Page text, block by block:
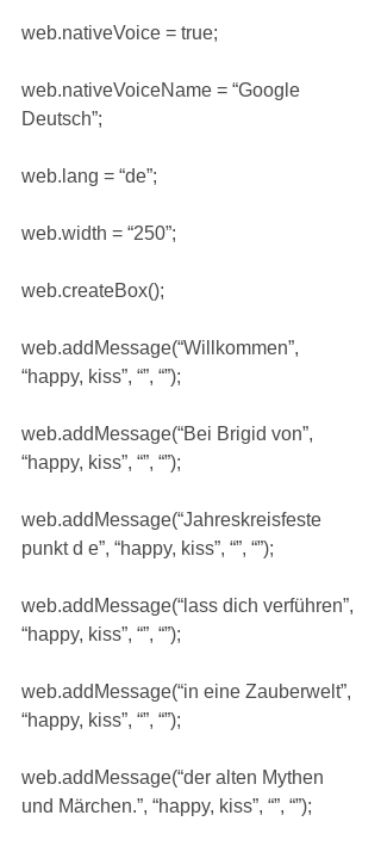
web.nativeVoice = true;
web.nativeVoiceName = “Google
Deutsch”;
web.lang = “de”;
web.width = “250”;
web.createBox();
web.addMessage(“Willkommen”,
“happy, kiss”, “”, “”);
web.addMessage(“Bei Brigid von”,
“happy, kiss”, “”, “”);
web.addMessage(“Jahreskreisfeste
punkt d e”, “happy, kiss”, “”, “”);
web.addMessage(“lass dich verführen”,
“happy, kiss”, “”, “”);
web.addMessage(“in eine Zauberwelt”,
“happy, kiss”, “”, “”);
web.addMessage(“der alten Mythen
und Märchen.”, “happy, kiss”, “”, “”);